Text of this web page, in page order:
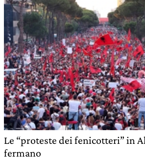
Le “proteste dei fenicotteri” in
fermano